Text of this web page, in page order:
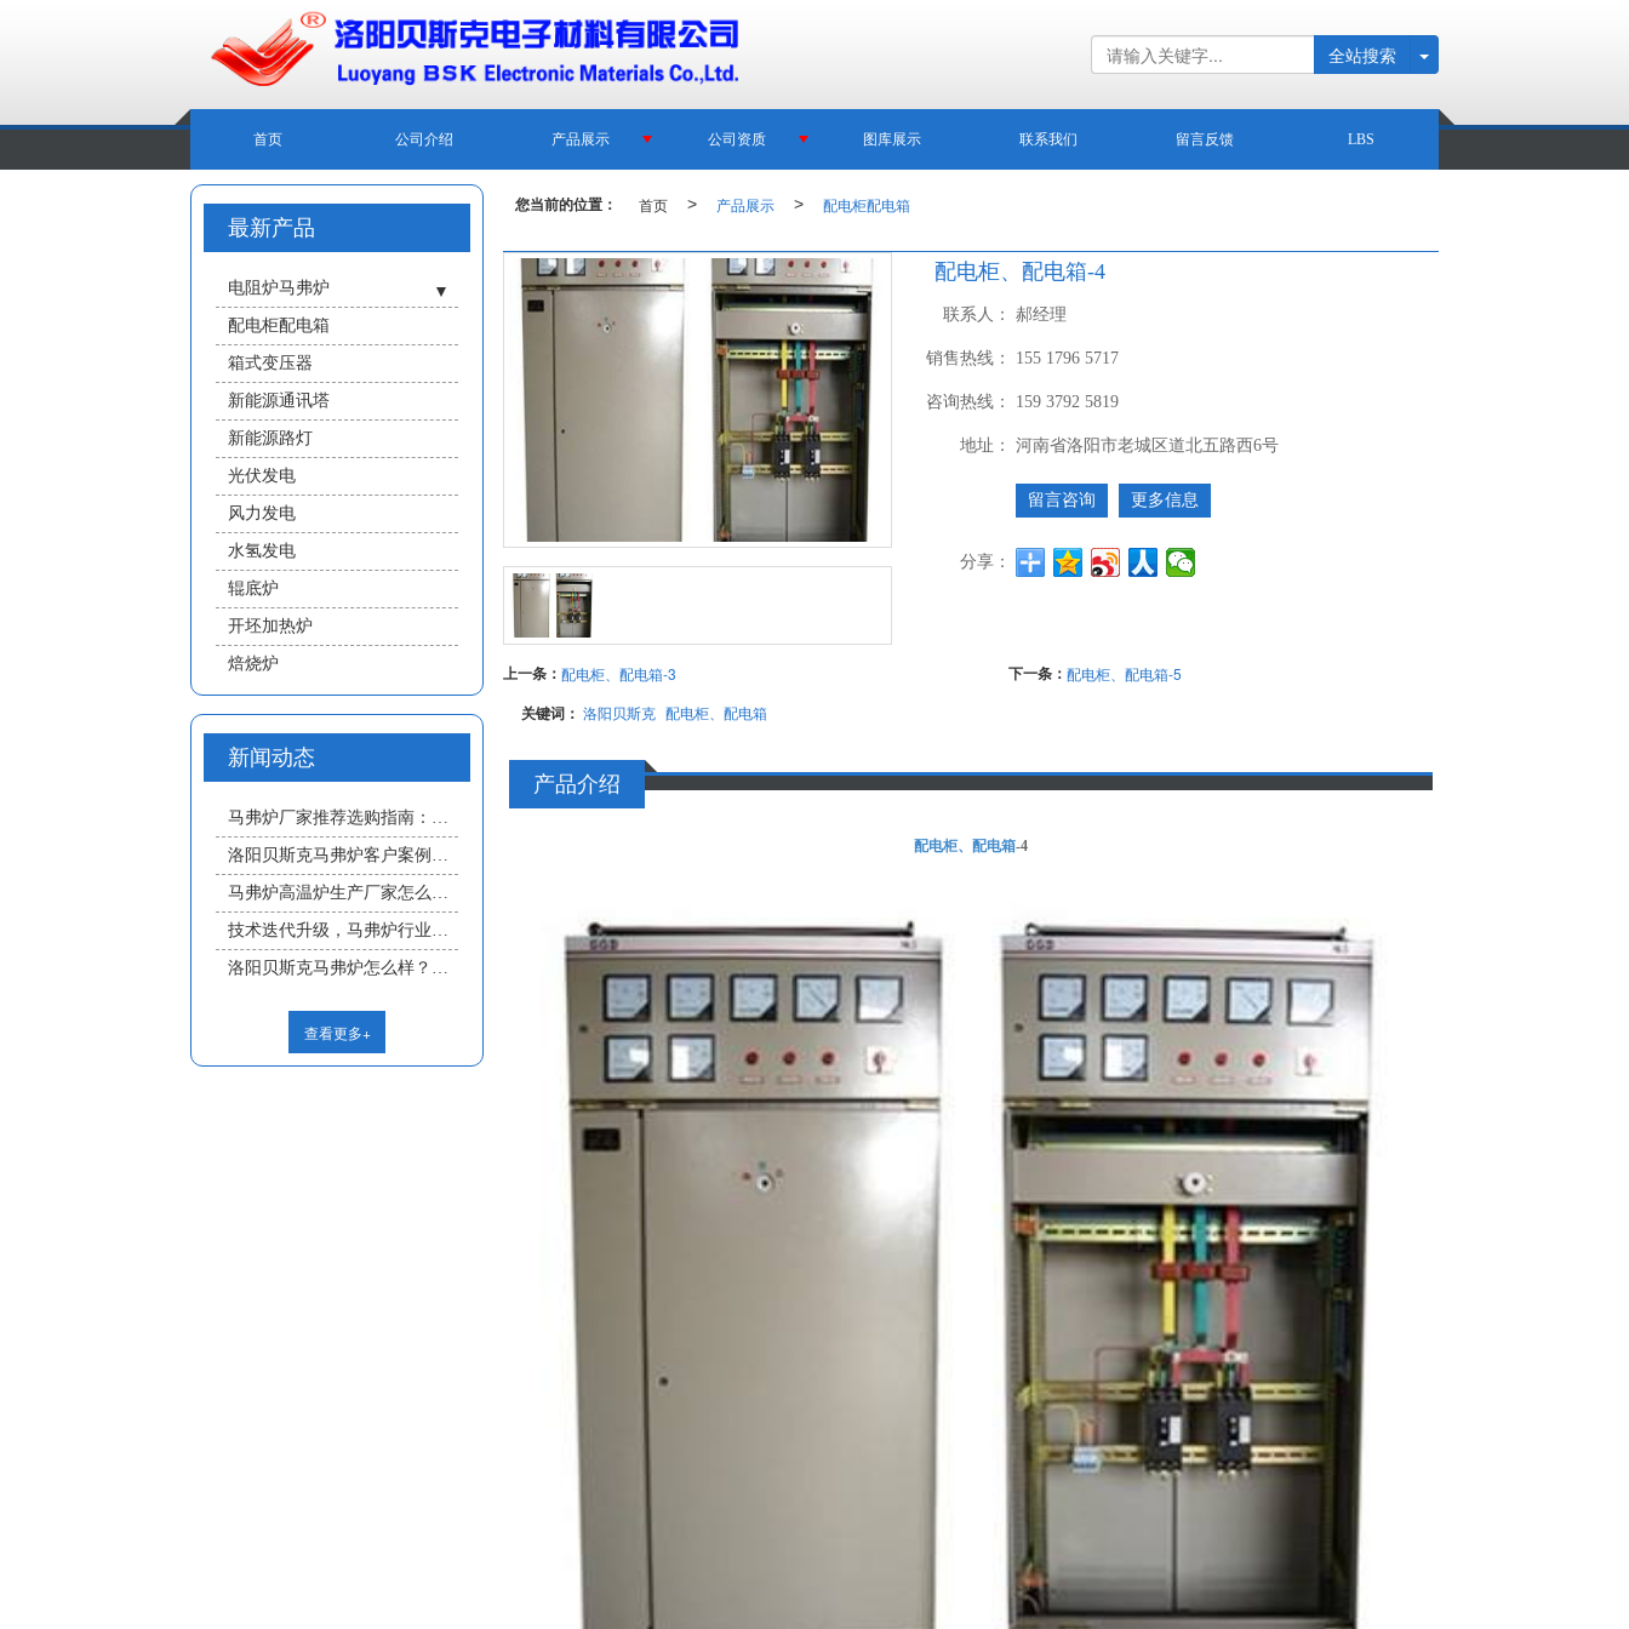
全站搜索
首页 公司介绍 产品展示 公司资质 图库展示 联系我们 留言反馈 LBS
您当前的位置： 首页 > 产品展示 > 配电柜配电箱
配电柜、配电箱-4
联系人： 郝经理
销售热线： 155 1796 5717
咨询热线： 159 3792 5819
地址： 河南省洛阳市老城区道北五路西6号
留言咨询 更多信息
分享：
上一条： 配电柜、配电箱-3 下一条： 配电柜、配电箱-5
关键词： 洛阳贝斯克 配电柜、配电箱
产品介绍
配电柜、配电箱-4
最新产品
电阻炉马弗炉
- 管式炉
- 井式炉
- 台式炉
- 盐浴炉
- 真空气氛炉
- 中高温马弗炉
- 炉膛
配电柜配电箱
箱式变压器
新能源通讯塔
新能源路灯
光伏发电
风力发电
水氢发电
辊底炉
开坯加热炉
焙烧炉
新闻动态
马弗炉厂家推荐选购指南：实验室/工业马弗炉怎么选？采购避坑干货
洛阳贝斯克马弗炉客户案例｜新材料实验室高温烧结程控马弗炉落地应用
马弗炉高温炉生产厂家怎么选？洛阳贝斯克原厂定制-口碑好技术强-本地售后更靠谱
技术迭代升级，马弗炉行业稳步发展，洛阳贝斯克助力行业高质量进步
洛阳贝斯克马弗炉怎么样？马弗炉与普通电阻炉核心区别深度解析（2026选型指南）
查看更多+